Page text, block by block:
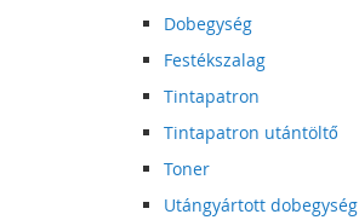
Dobegység
Festékszalag
Tintapatron
Tintapatron utántöltő
Toner
Utángyártott dobegység